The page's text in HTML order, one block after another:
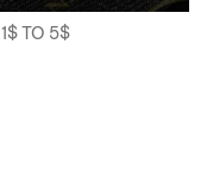
1$ TO 5$